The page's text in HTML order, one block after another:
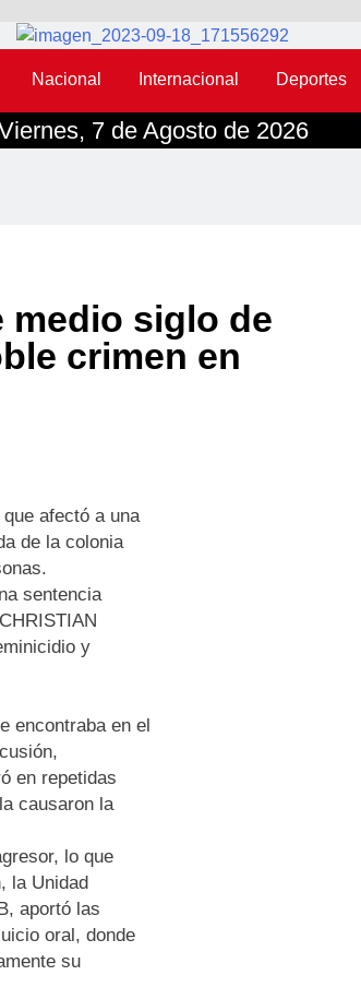
Nacional Internacional Deportes
7 de Agosto de 2026
medio siglo de
crimen en
afectó a una
de la colonia
sentencia
y
encontraba en el
en repetidas
causaron la
lo que
la Unidad
aportó las
oral, donde
su